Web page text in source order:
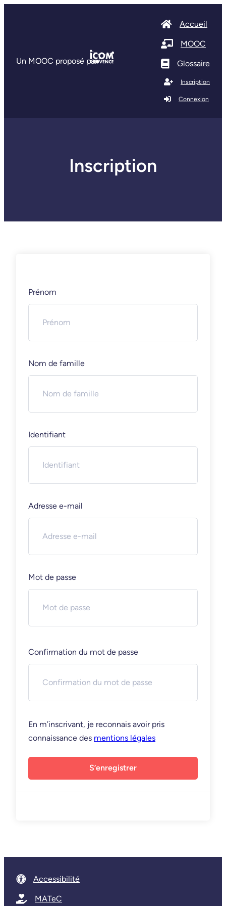
Un MOOC proposé par
Accueil
MOOC
Glossaire
Inscription
Connexion
Inscription
Prénom
Nom de famille
Identifiant
Adresse e-mail
Mot de passe
Confirmation du mot de passe
En m’inscrivant, je reconnais avoir pris
connaissance des mentions légales
S’enregistrer
Accessibilité
MATeC